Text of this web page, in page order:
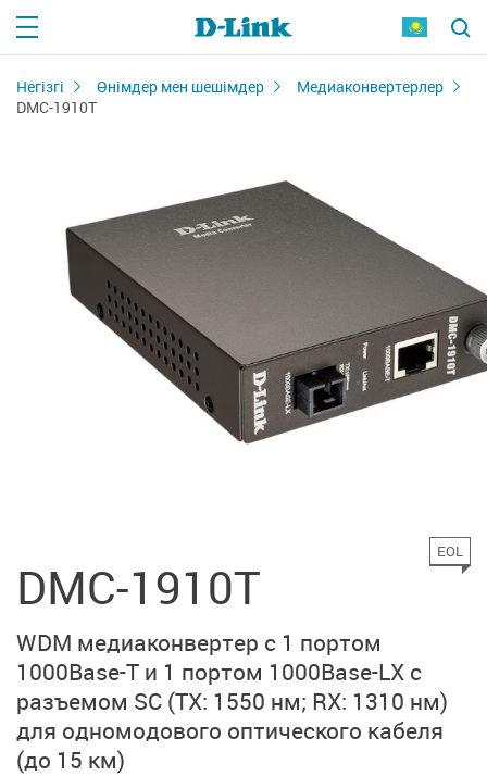
Негізгі Өнімдер мен шешімдер
Медиаконвертерлер
DMC-1910T
DMC-1910T
EOL
WDM медиаконвертер с 1 портом
1000Base-T и 1 портом 1000Base-LX с
разъемом SC (ТХ: 1550 нм; RX: 1310 нм)
для одномодового оптического кабеля
(до 15 км)